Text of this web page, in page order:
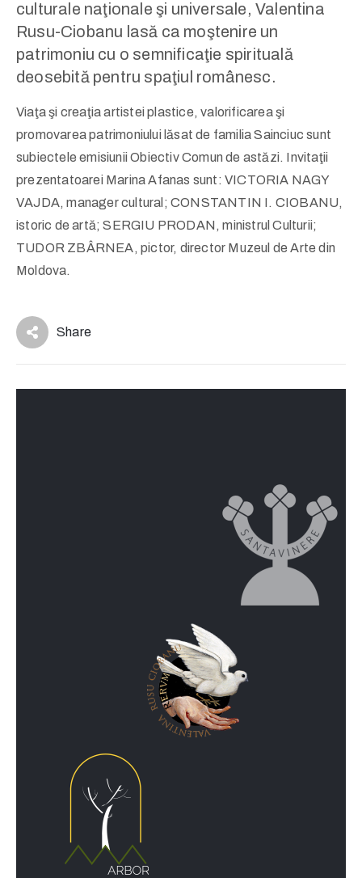
culturale naţionale şi universale, Valentina
Rusu-Ciobanu lasă ca moştenire un
patrimoniu cu o semnificaţie spirituală
deosebită pentru spaţiul românesc.
Viaţa şi creaţia artistei plastice, valorificarea şi
promovarea patrimoniului lăsat de familia Sainciuc sunt
subiectele emisiunii Obiectiv Comun de astăzi. Invitaţii
prezentatoarei Marina Afanas sunt: VICTORIA NAGY
VAJDA, manager cultural; CONSTANTIN I. CIOBANU,
istoric de artă; SERGIU PRODAN, ministrul Culturii;
TUDOR ZBÂRNEA, pictor, director Muzeul de Arte din
Moldova.
Share